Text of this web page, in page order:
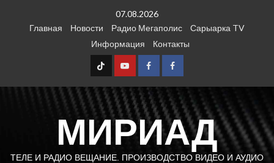
07.08.2026
Главная
Новости Радио Мегаполис
Сарыарка TV
Информация
Контакты
TT Youtube
FB1 FB2
МИРИАД
ТЕЛЕ И РАДИО ВЕЩАНИЕ. ПРОИЗВОДСТВО ВИДЕО И АУДИО